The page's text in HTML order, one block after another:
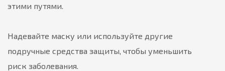
этими путями.
Надевайте маску или используйте другие
подручные средства защиты, чтобы уменьшить
риск заболевания.